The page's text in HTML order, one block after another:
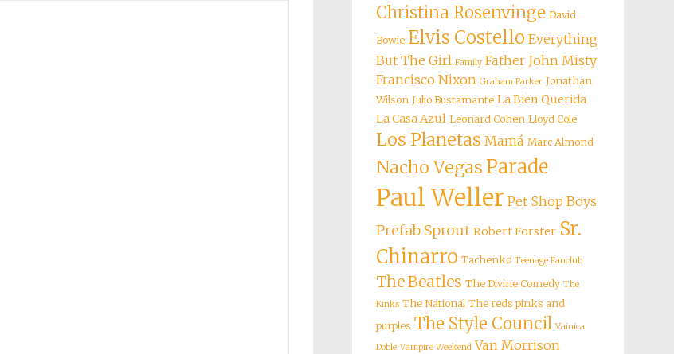
Christina Rosenvinge David
Bowie Elvis Costello Everything
But The Girl Family Father John Misty
Francisco Nixon Graham Parker Jonathan
Wilson Julio Bustamante La Bien Querida
La Casa Azul Leonard Cohen Lloyd Cole
Los Planetas Mamá Marc Almond
Nacho Vegas Parade
Paul Weller Pet Shop Boys
Prefab Sprout Robert Forster Sr.
Chinarro Tachenko Teenage Fanclub
The Beatles The Divine Comedy The
Kinks The National The reds pinks and
purples The Style Council Vainica
Doble Vampire Weekend Van Morrison